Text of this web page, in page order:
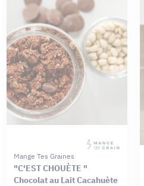
Mange Tes Graines
"C'EST CHOUÈTE "
Chocolat au Lait Cacahuète